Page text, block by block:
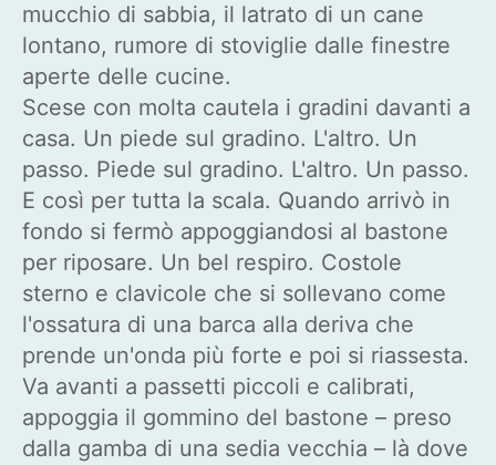
mucchio di sabbia, il latrato di un cane
lontano, rumore di stoviglie dalle finestre
aperte delle cucine.
Scese con molta cautela i gradini davanti a
casa. Un piede sul gradino. L'altro. Un
passo. Piede sul gradino. L'altro. Un passo.
E così per tutta la scala. Quando arrivò in
fondo si fermò appoggiandosi al bastone
per riposare. Un bel respiro. Costole
sterno e clavicole che si sollevano come
l'ossatura di una barca alla deriva che
prende un'onda più forte e poi si riassesta.
Va avanti a passetti piccoli e calibrati,
appoggia il gommino del bastone – preso
dalla gamba di una sedia vecchia – là dove